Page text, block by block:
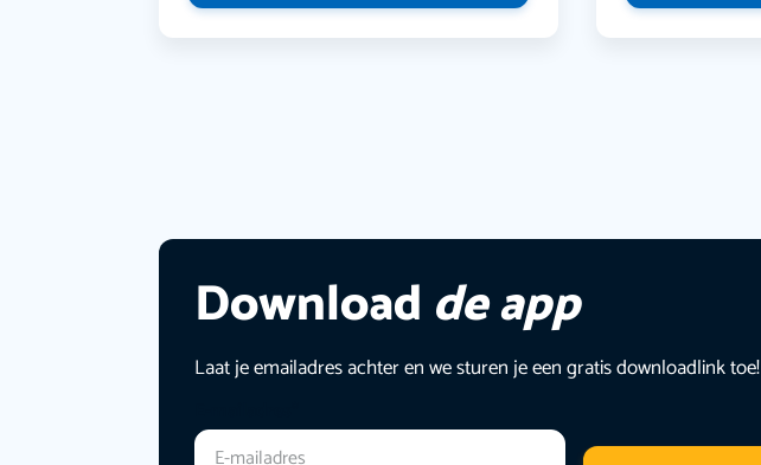
Download de app
Laat je emailadres achter en we sturen je een gratis downloadlink toe!